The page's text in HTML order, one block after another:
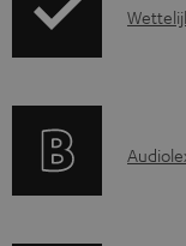
l
d
G
n
A